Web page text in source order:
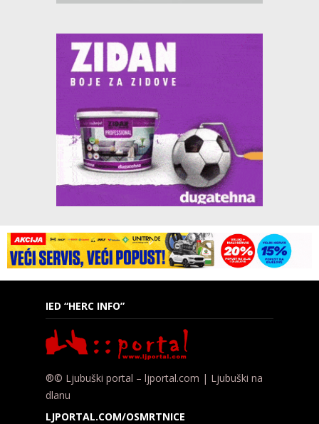
IED “HERC INFO”
®© Ljubuški portal – ljportal.com | Ljubuški na
dlanu
LJPORTAL.COM/OSMRTNICE